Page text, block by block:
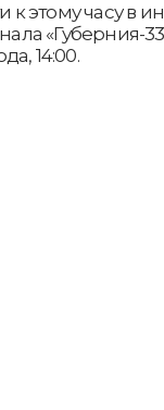
к этому часу в
«Губерния-
14:00.